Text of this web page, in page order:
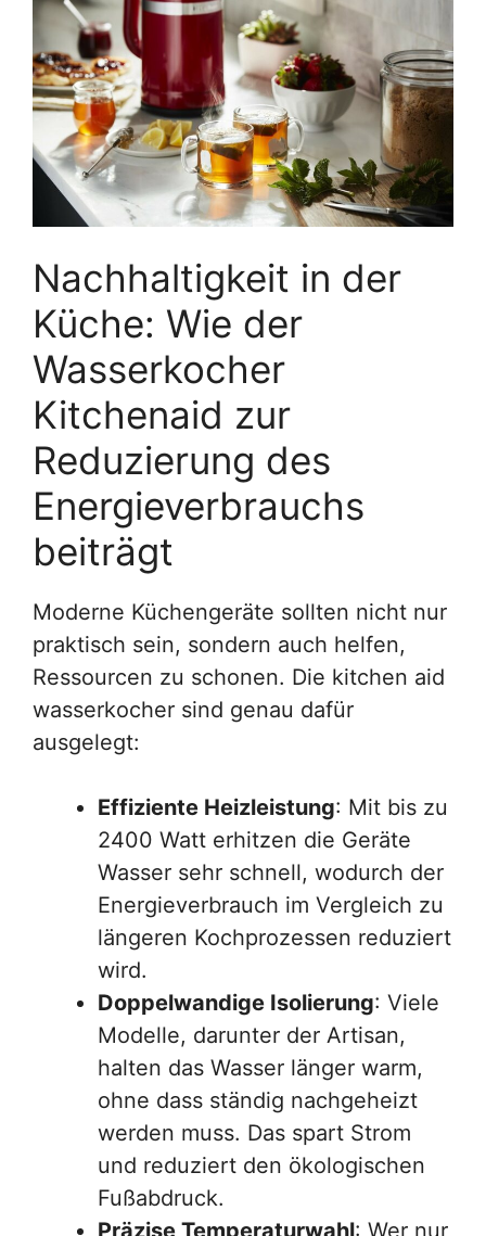
Nachhaltigkeit in der
Küche: Wie der
Wasserkocher
Kitchenaid zur
Reduzierung des
Energieverbrauchs
beiträgt
Moderne Küchengeräte sollten nicht nur
praktisch sein, sondern auch helfen,
Ressourcen zu schonen. Die kitchen aid
wasserkocher sind genau dafür
ausgelegt:
Effiziente Heizleistung: Mit bis zu
2400 Watt erhitzen die Geräte
Wasser sehr schnell, wodurch der
Energieverbrauch im Vergleich zu
längeren Kochprozessen reduziert
wird.
Doppelwandige Isolierung: Viele
Modelle, darunter der Artisan,
halten das Wasser länger warm,
ohne dass ständig nachgeheizt
werden muss. Das spart Strom
und reduziert den ökologischen
Fußabdruck.
Präzise Temperaturwahl: Wer nur